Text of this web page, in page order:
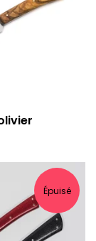
Épuisé